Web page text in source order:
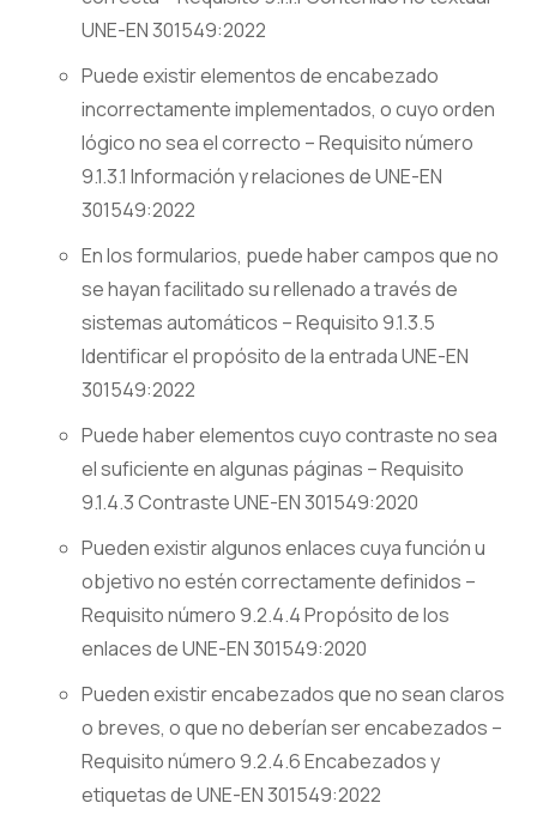
UNE-EN 301549:2022
Puede existir elementos de encabezado
incorrectamente implementados, o cuyo orden
lógico no sea el correcto – Requisito número
9.1.3.1 Información y relaciones de UNE-EN
301549:2022
En los formularios, puede haber campos que no
se hayan facilitado su rellenado a través de
sistemas automáticos – Requisito 9.1.3.5
Identificar el propósito de la entrada UNE-EN
301549:2022
Puede haber elementos cuyo contraste no sea
el suficiente en algunas páginas – Requisito
9.1.4.3 Contraste UNE-EN 301549:2020
Pueden existir algunos enlaces cuya función u
objetivo no estén correctamente definidos –
Requisito número 9.2.4.4 Propósito de los
enlaces de UNE-EN 301549:2020
Pueden existir encabezados que no sean claros
o breves, o que no deberían ser encabezados –
Requisito número 9.2.4.6 Encabezados y
etiquetas de UNE-EN 301549:2022